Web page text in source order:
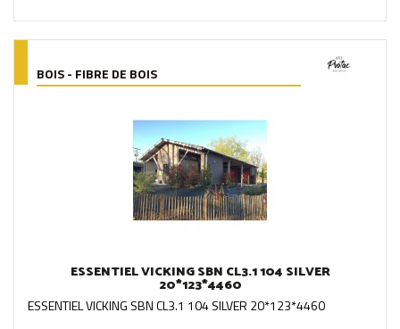
BOIS - FIBRE DE BOIS
ESSENTIEL VICKING SBN CL3.1 104 SILVER
20*123*4460
ESSENTIEL VICKING SBN CL3.1 104 SILVER 20*123*4460